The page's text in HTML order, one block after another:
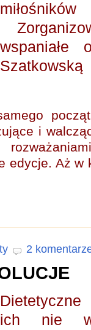
wspaniałe
i
edycje. Aż w
2
ich nie